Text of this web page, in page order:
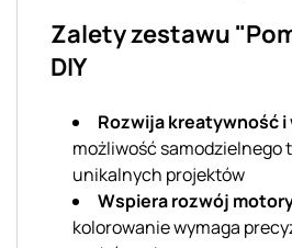
Zalety zestawu
DIY
Rozwija kreatywność
możliwość samodzielnego
unikalnych projektów
Wspiera rozwój
kolorowanie wymaga